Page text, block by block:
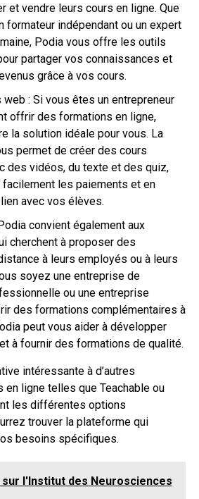
et vendre leurs cours en ligne. Que
formateur indépendant ou un expert
Podia vous offre les outils
partager vos connaissances et
grâce à vos cours.
web : Si vous êtes un entrepreneur
offrir des formations en ligne,
la solution idéale pour vous. La
permet de créer des cours
des vidéos, du texte et des quiz,
facilement les paiements et en
avec vos élèves.
convient également aux
cherchent à proposer des
à leurs employés ou à leurs
soyez une entreprise de
ou une entreprise
des formations complémentaires à
peut vous aider à développer
à fournir des formations de qualité.
intéressante à d’autres
ligne telles que Teachable ou
les différentes options
trouver la plateforme qui
besoins spécifiques.
l'Institut des Neurosciences